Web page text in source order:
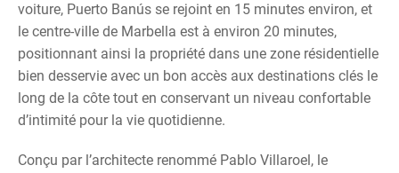
voiture, Puerto Banús se rejoint en 15 minutes environ, et
le centre-ville de Marbella est à environ 20 minutes,
positionnant ainsi la propriété dans une zone résidentielle
bien desservie avec un bon accès aux destinations clés le
long de la côte tout en conservant un niveau confortable
d’intimité pour la vie quotidienne.
Conçu par l’architecte renommé Pablo Villaroel, le